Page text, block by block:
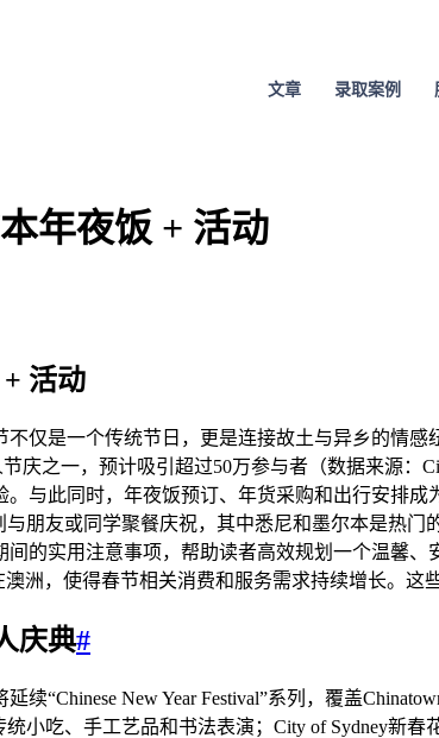
文章 录取案例
年夜饭 + 活动
活动
仅是一个传统节日，更是连接故土与异乡的情
节庆之一，预计吸引超过50万参与者（数据来源
与此同时，年夜饭预订、年货采购和出行安排
与朋友或同学聚餐庆祝，其中悉尼和墨尔本是热
的实用注意事项，帮助读者高效规划一个温馨
洲，使得春节相关消费和服务需求持续增长。这
庆典#
“Chinese New Year Festival”系列，覆盖
小吃、手工艺品和书法表演；City of Sydney新